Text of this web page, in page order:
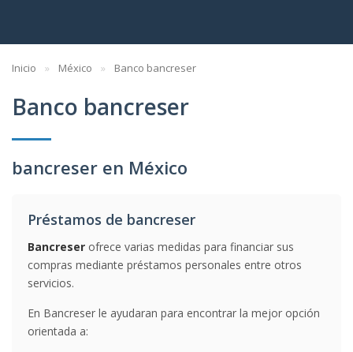
Inicio México Banco bancreser
Banco bancreser
bancreser en México
Préstamos de bancreser
Bancreser ofrece varias medidas para financiar sus
compras mediante préstamos personales entre otros
servicios.
En Bancreser le ayudaran para encontrar la mejor opción
orientada a: